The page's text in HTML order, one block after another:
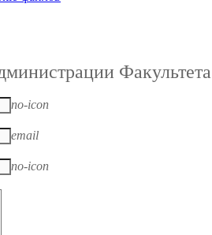
Факультета
no-icon
email
no-icon